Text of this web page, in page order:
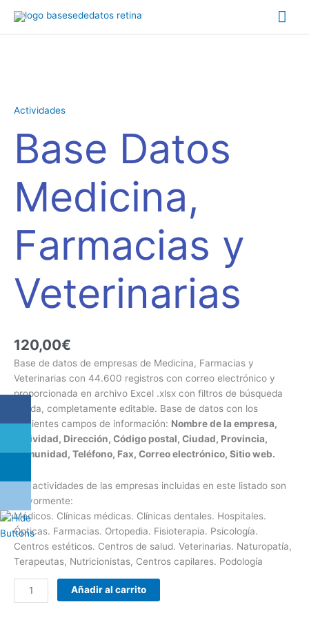
contenido
Actividades
Base Datos
Medicina,
Farmacias y
Veterinarias
120,00€
Base de datos de empresas de Medicina, Farmacias y
Veterinarias con 44.600 registros con correo electrónico y
proporcionada en archivo Excel .xlsx con filtros de búsqueda
rápida, completamente editable. Base de datos con los
siguientes campos de información: Nombre de la empresa,
Actividad, Dirección, Código postal, Ciudad, Provincia,
Comunidad, Teléfono, Fax, Correo electrónico, Sitio web.
Las actividades de las empresas incluidas en este listado son
mayormente:
Médicos. Clínicas médicas. Clínicas dentales. Hospitales.
Ópticas. Farmacias. Ortopedia. Fisioterapia. Psicología.
Centros estéticos. Centros de salud. Veterinarias. Naturopatía,
Terapeutas, Nutricionistas, Centros capilares. Podología
Medicina,
Veterinarias
Añadir al carrito